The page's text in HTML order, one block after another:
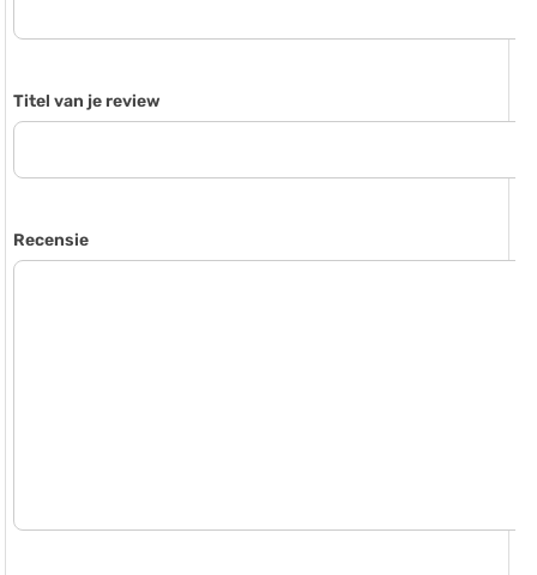
Titel van je review
Recensie